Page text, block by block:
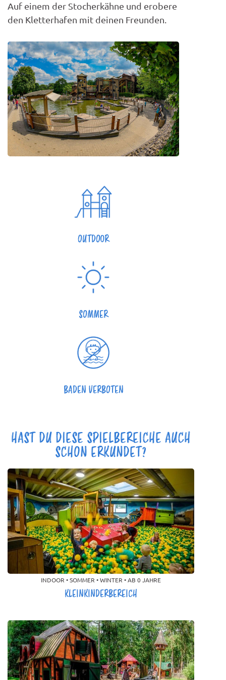
Auf einem der Stocherkähne und erobere
den Kletterhafen mit deinen Freunden.
OUTDOOR
SOMMER
BADEN VERBOTEN
HAST DU DIESE SPIELBEREICHE AUCH
SCHON ERKUNDET?
KLEINKINDERBEREICH
INDOOR • SOMMER • WINTER • AB 0 JAHRE